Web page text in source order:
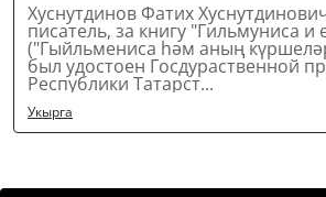
Хуснутдинов Фатих
писатель, за книгу "Гильмуниса и
("Гыйльмениса һәм аның
был удостоен Госдураственной
Республики Татарст...
Укырга